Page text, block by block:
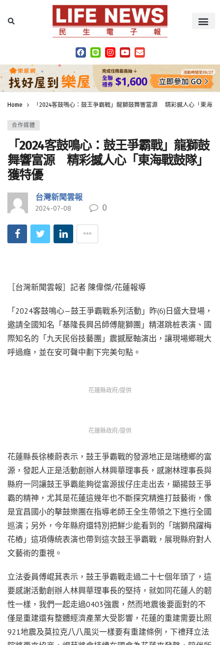
Home 「2024客鼓鳴心：鼓王爭霸戰」龍獅鼓舞響富源 精彩撼人心「東海戰
合作媒體
「2024客鼓鳴心：鼓王爭霸戰」龍獅鼓
舞響富源 精彩撼人心「東海戰鼓隊」
獲特優
台灣新聞雲報
2024-07-08 0
［台灣新聞雲報］記者 陳偉傑/花蓮報導
「2024客鼓鳴心—鼓王爭霸戰系列活動」昨(6)日盛大登場，
邀請全國知名「基隆長興呂師傅龍獅團」精湛跳桩表演、國
際知名的「九天民俗技藝團」震撼壓軸演出，讓現場鄉親大
呼過癮，並在安可聲中劃下完美句點。
花蓮縣政府/提供
花蓮縣政府/提供
花蓮縣長徐榛蔚表示，鼓王爭霸戰的發源地正是瑞穗鄉的富
源，發起人正是活動創辦人林興華理事長，感謝林理事長與
縣府一同讓鼓王爭霸能夠從富源拔仔庄走出去，顯揚鼓王爭
霸的精神，尤其是花蓮這幾年也不斷探究精進打鼓藝術，像
是宜昌國小的擊鼓樂團在指導老師王全生帶領之下進行全國
巡演；另外，今年縣府還特別把鮮少能看到的「瑞獅飛躍梅
花樁」這項傳統表演也帶到這次鼓王爭霸戰，展現縣府對人
文藝術的重視。
立法委員傅崐萁表示，鼓王爭霸戰走過二十七個年頭了，這
要感謝活動創辦人林興華理事長的堅持，就如同花蓮人的韌
性一樣，我們一起走過0403強震，然而地震後要面對的不
僅是重建還有整體經濟產業大受影響，花蓮的重建需要比照
921地震及莫拉克八八風災一樣要有重建條例，下禮拜立法